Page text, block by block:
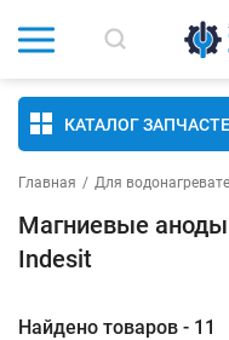
КАТАЛОГ
Главная / Для
Магниевые аноды
Indesit
Найдено товаров - 11